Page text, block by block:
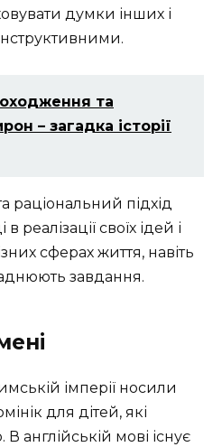
думки інших і
та
– загадка історії
раціональний підхід
реалізації своїх ідей і
сферах життя, навіть
завдання.
імперії носили
для дітей, які
англійській мові існує